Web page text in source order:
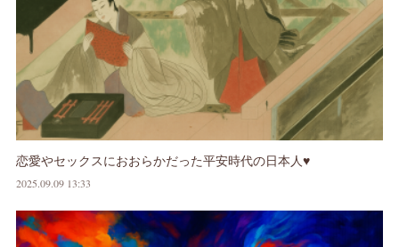
恋愛やセックスにおおらかだった平安時代の日本人♥
2025.09.09 13:33